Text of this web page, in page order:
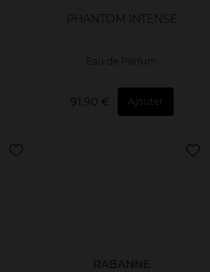
PHANTOM INTENSE
Eau de Parfum
91,90 € Ajouter
RABANNE